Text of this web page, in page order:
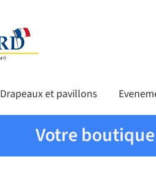
Drapeaux et pavillons
Votre